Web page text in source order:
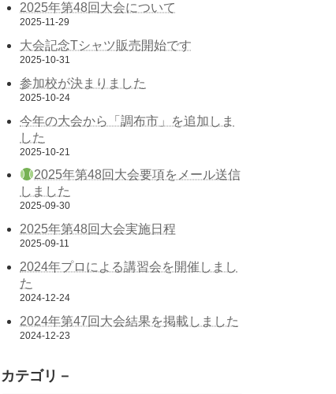
2025年第48回大会について
2025-11-29
大会記念Tシャツ販売開始です
2025-10-31
参加校が決まりました
2025-10-24
今年の大会から「調布市」を追加しま
した
2025-10-21
2025年第48回大会要項をメール送信
しました
2025-09-30
2025年第48回大会実施日程
2025-09-11
2024年プロによる講習会を開催しまし
た
2024-12-24
2024年第47回大会結果を掲載しました
2024-12-23
カテゴリ－